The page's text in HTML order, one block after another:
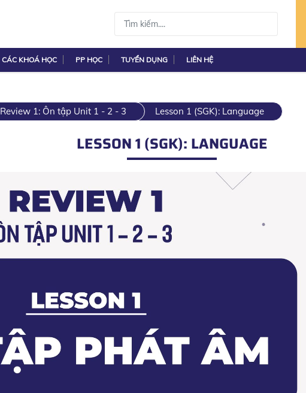
CÁC KHOÁ HỌC PP HỌC TUYỂN DỤNG LIÊN HỆ
Review 1: Ôn tập Unit 1 - 2 - 3 Lesson 1 (SGK): Language
LESSON 1 (SGK): LANGUAGE